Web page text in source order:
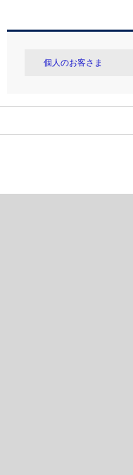
個人のお客さま